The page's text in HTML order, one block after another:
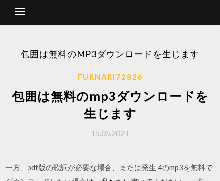
包囲は無料のMP3ダウンロードを生じます
FURNARI72826
包囲は無料のmp3ダウンロードを
生じます
15.05.2021
一方、pdf版の歌詞が必要な場合、または発生 4のmp3を無料で